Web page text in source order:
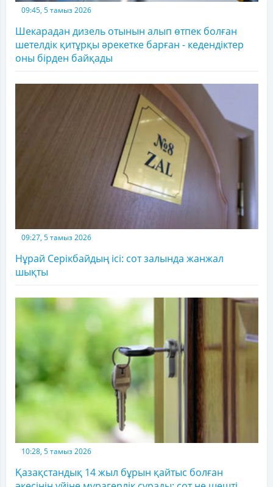
09:45, 5 тамыз 2026
Шекарадан дизель отынын алып өтпек болған
шетелдік қитұрқы әрекетке барған - кедендіктер
оны бірден байқады
09:27, 5 тамыз 2026
Нұрай Серікбайдың ісі: сот залында жанжал
шықты
10:28, 5 тамыз 2026
Қазақстандық 14 жыл бұрын қайтыс болған